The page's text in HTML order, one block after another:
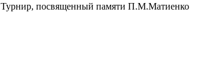
Турнир, посвященный памяти П.М.Матиенко